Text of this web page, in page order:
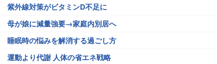
紫外線対策がビタミンD不足に
母が娘に減量強要→家庭内別居へ
睡眠時の悩みを解消する過ごし方
運動より代謝 人体の省エネ戦略